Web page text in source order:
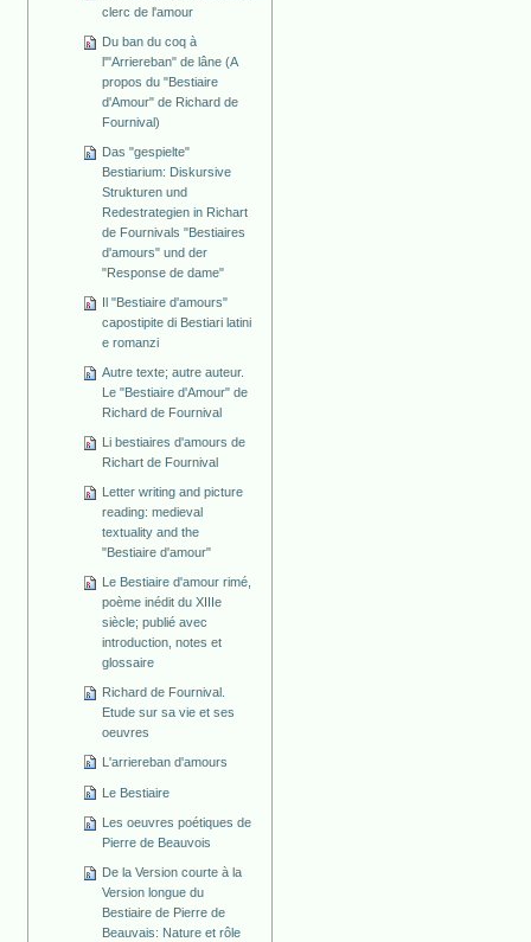
clerc de l'amour
Du ban du coq à
l'"Arriereban" de lâne (A
propos du "Bestiaire
d'Amour" de Richard de
Fournival)
Das "gespielte"
Bestiarium: Diskursive
Strukturen und
Redestrategien in Richart
de Fournivals "Bestiaires
d'amours" und der
"Response de dame"
Il "Bestiaire d'amours"
capostipite di Bestiari latini
e romanzi
Autre texte; autre auteur.
Le "Bestiaire d'Amour" de
Richard de Fournival
Li bestiaires d'amours de
Richart de Fournival
Letter writing and picture
reading: medieval
textuality and the
"Bestiaire d'amour"
Le Bestiaire d'amour rimé,
poème inédit du XIIIe
siècle; publié avec
introduction, notes et
glossaire
Richard de Fournival.
Etude sur sa vie et ses
oeuvres
L'arriereban d'amours
Le Bestiaire
Les oeuvres poétiques de
Pierre de Beauvois
De la Version courte à la
Version longue du
Bestiaire de Pierre de
Beauvais: Nature et rôle